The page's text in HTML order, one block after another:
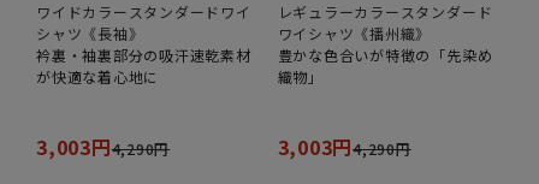
ワイドカラースタンダードワイ
シャツ《長袖》
衿裏・袖裏部分の吸汗速乾素材
が快適な着心地に
3,003円4,290円
レギュラーカラースタンダード
ワイシャツ《播州織》
豊かな色合いが特徴の「先染め
織物」
3,003円4,290円